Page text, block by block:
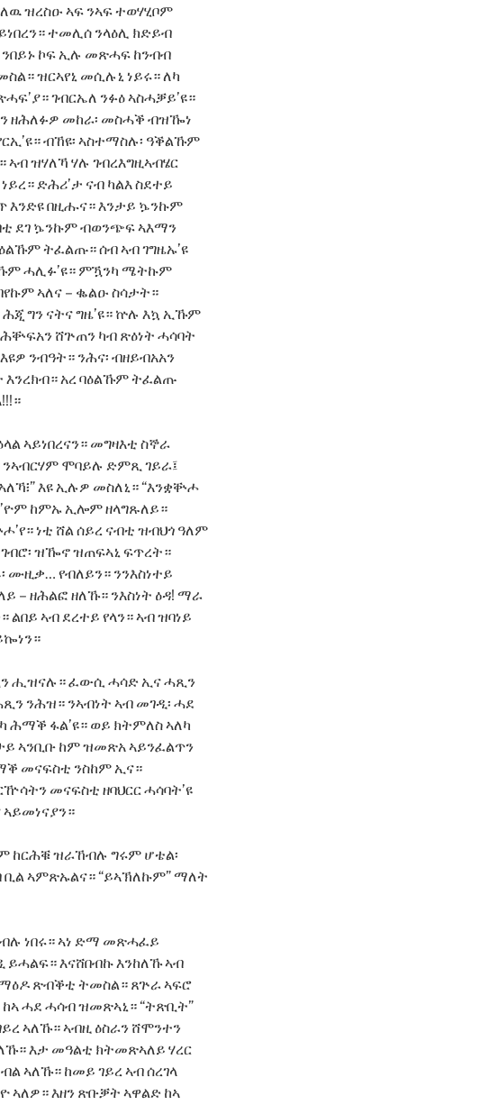
ዝረስዑ ኣፍ ንኣፍ ተወሃሂቦም
ተመሊሰ ንላዕሊ ክድይብ
ንበይኑ ኮፍ ኢሉ መጽሓፍ ከንብብ
ዝርኣየኒ መሲሉኒ ነይሩ። ለካ
ገብርኤለ ንፉዕ ኣስሓቓይ’ዩ።
ዘሕለፉዎ መከራ፡ መስሓቕ ብዝዀነ
ብኸዩ፡ ኣስተማስሉ፡ ዓቕልኹም
ዝሃለኻ ሃሉ ገብረእግዚኣብሄር
ድሕሪ’ታ ናብ ካልእ ስደተይ
እንድዩ በዚሑና። እንታይ ኴንኩም
ደገ ኴንኩም ብወንጭፍ ኣእማን
ትፈልጡ። ሰብ ኣብ ገግዜኡ’ዩ
ሓሊፉ’ዩ። ምዃንካ ሜትኩም
ኣለና – ቈልዑ ስሳታት።
ግን ናትና ግዜ’ዩ። ኵሉ እኳ ኢኹም
ሸጕጠን ካብ ጽዕነት ሓሳባት
ንብዓት። ንሕና፡ ብዘይብአአን
እንረክብ። አረ ባዕልኹም ትፈልጡ
ኣይነበረናን። መግዛእቲ ስኞራ
ንኣብርሃም ሞባይሉ ድምጺ ገይራ፤
እዩ ኢሉዎ መስለኒ። “እንቋቝሖ
ከምኡ ኢሎም ዘላግጹለይ።
ነቲ ሸል ሰይረ ናብቲ ዝብህጎ ዓለም
ዝዀኖ ዝጠፍኣኒ ፍጥረት።
ሙዚቃ… የብለይን። ንንእስነተይ
– ዘሕልፎ ዘለኹ። ንእስነት ዕዳ! ማራ
ኣብ ደረተይ የላን። ኣብ ዝባነይ
ሒዝናሉ። ፈውሲ ሓሳድ ኢና ሓጺን
ንሕዝ። ንኣብነት ኣብ መገዲ፡ ሓደ
ፋል’ዩ። ወይ ክትምለስ ኣለካ
ኣንቢቡ ከም ዝመጽአ ኣይንፈልጥን
መናፍስቲ ንስከም ኢና።
መናፍስቲ ዘባህርር ሓሳባት’ዩ
ኣይመነናያን።
ከርሕቑ ዝራኸብሉ ግሩም ሆቴል፡
ቢል ኣምጽኡልና። “ይኣኽለኩም” ማለት
ነበሩ። ኣነ ድማ መጽሓፈይ
ይሓልፍ። እናሸበብኩ እንከለኹ ኣብ
ጽብቕቲ ትመስል። ጸጕራ ኣፍሮ
ከኣ ሓደ ሓሳብ ዝመጽኣኒ። “ትጽቢት”
ኣለኹ። ኣብዚ ዕስራን ሸሞንተን
እታ መዓልቲ ክትመጽኣለይ ሃረር
ኣለኹ። ከመይ ገይረ ኣብ ሰረገላ
ኣለዎ። እዘን ጽቡቓት ኣዋልድ ከኣ